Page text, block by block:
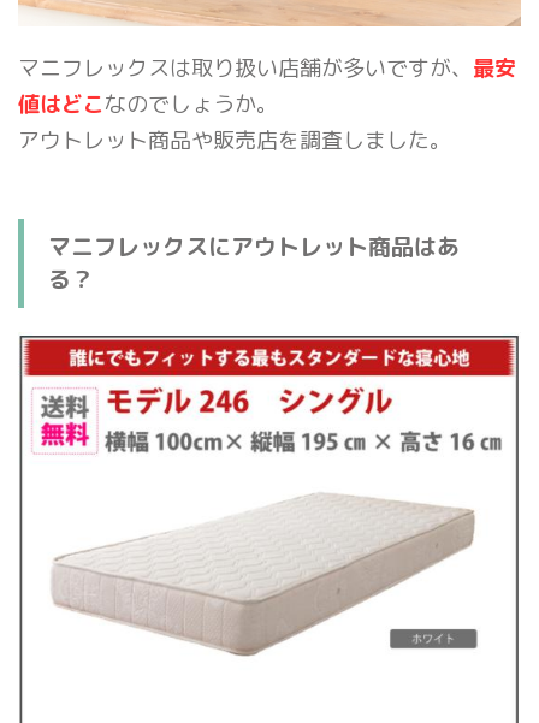
マニフレックスは取り扱い店舗が多いですが、 最安
値はどこなのでしょうか。
アウトレット商品や販売店を調査しました。
マニフレックスにアウトレット商品はあ
る？